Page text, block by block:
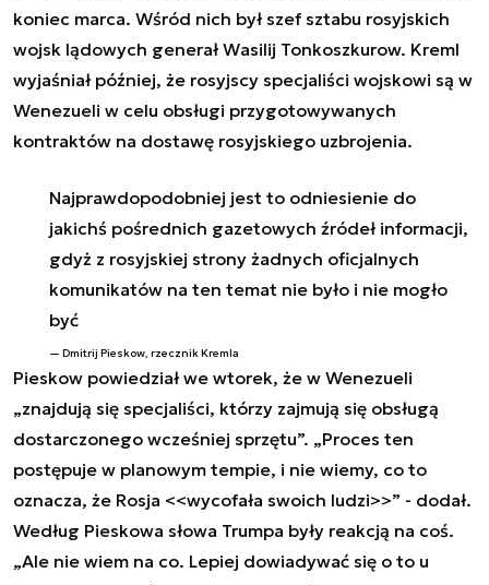
koniec marca. Wśród nich był szef sztabu rosyjskich
wojsk lądowych generał Wasilij Tonkoszkurow. Kreml
wyjaśniał później, że rosyjscy specjaliści wojskowi są w
Wenezueli w celu obsługi przygotowywanych
kontraktów na dostawę rosyjskiego uzbrojenia.
Najprawdopodobniej jest to odniesienie do
jakichś pośrednich gazetowych źródeł informacji,
gdyż z rosyjskiej strony żadnych oficjalnych
komunikatów na ten temat nie było i nie mogło
być
Dmitrij Pieskow, rzecznik Kremla
Pieskow powiedział we wtorek, że w Wenezueli
„znajdują się specjaliści, którzy zajmują się obsługą
dostarczonego wcześniej sprzętu”. „Proces ten
postępuje w planowym tempie, i nie wiemy, co to
oznacza, że Rosja <<wycofała swoich ludzi>>” - dodał.
Według Pieskowa słowa Trumpa były reakcją na coś.
„Ale nie wiem na co. Lepiej dowiadywać się o to u